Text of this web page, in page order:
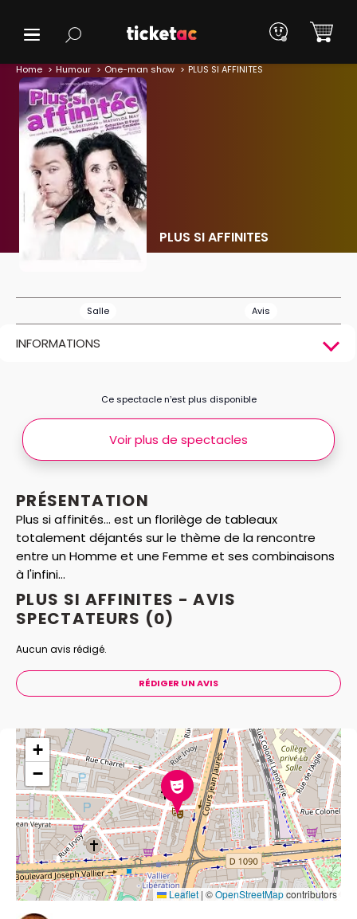
Home Humour One-man show PLUS SI AFFINITES
PLUS SI AFFINITES
Salle Avis
INFORMATIONS
PRÉSENTATION
Plus si affinités... est un florilège de tableaux
totalement déjantés sur le thème de la rencontre
entre un Homme et une Femme et ses combinaisons
à l'infini...
Ce spectacle n’est plus disponible
Voir plus de spectacles
PLUS SI AFFINITES - AVIS
SPECTATEURS (0)
Aucun avis rédigé.
RÉDIGER UN AVIS
+
−
Leaflet | ©OpenStreetMapcontributors